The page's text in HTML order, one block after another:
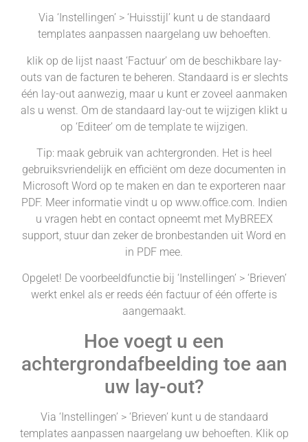
Via ‘Instellingen’ > ‘Huisstijl’ kunt u de standaard
templates aanpassen naargelang uw behoeften.
klik op de lijst naast ‘Factuur’ om de beschikbare lay-
outs van de facturen te beheren. Standaard is er slechts
één lay-out aanwezig, maar u kunt er zoveel aanmaken
als u wenst. Om de standaard lay-out te wijzigen klikt u
op ‘Editeer’ om de template te wijzigen.
Tip: maak gebruik van achtergronden. Het is heel
gebruiksvriendelijk en efficiënt om deze documenten in
Microsoft Word op te maken en dan te exporteren naar
PDF. Meer informatie vindt u op www.office.com. Indien
u vragen hebt en contact opneemt met MyBREEX
support, stuur dan zeker de bronbestanden uit Word en
in PDF mee.
Opgelet! De voorbeeldfunctie bij ‘Instellingen’ > ‘Brieven’
werkt enkel als er reeds één factuur of één offerte is
aangemaakt.
Hoe voegt u een
achtergrondafbeelding toe aan
uw lay-out?
Via ‘Instellingen’ > ‘Brieven’ kunt u de standaard
templates aanpassen naargelang uw behoeften. Klik op